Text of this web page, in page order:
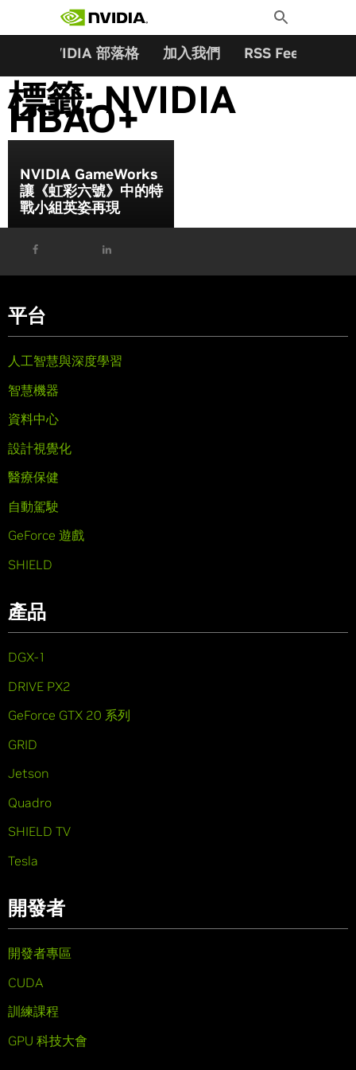
Toggle
Search
NVIDIA 部落格 加入我們 RSS Feeds
標籤:NVIDIA
HBAO+
NVIDIA GameWorks
讓《虹彩六號》中的特
戰小組英姿再現
平台
人工智慧與深度學習
智慧機器
資料中心
設計視覺化
醫療保健
自動駕駛
GeForce 遊戲
SHIELD
產品
DGX-1
DRIVE PX2
GeForce GTX 20 系列
GRID
Jetson
Quadro
SHIELD TV
Tesla
開發者
開發者專區
CUDA
訓練課程
GPU 科技大會